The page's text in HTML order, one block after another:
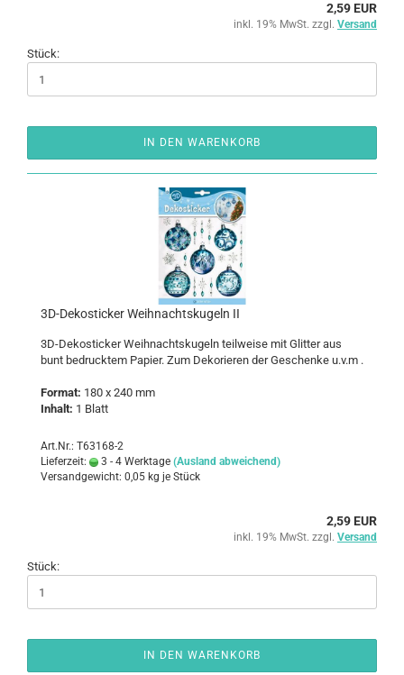
2,59 EUR
inkl. 19% MwSt. zzgl. Versand
Stück:
IN DEN WARENKORB
3D-​De­kosti­cker Weih­nachts­ku­geln II
3D-​Dekosticker Weih­nachts­ku­geln teil­wei­se mit Glit­ter aus
bunt be­druck­tem Pa­pier. Zum De­ko­rie­ren der Ge­schen­ke u.v.m .
For­mat: 180 x 240 mm
In­halt: 1 Blatt
Art.Nr.: T63168-2
Lieferzeit:
3 - 4 Werktage (Ausland abweichend)
Versandgewicht: 0,05 kg je Stück
2,59 EUR
inkl. 19% MwSt. zzgl. Versand
Stück:
IN DEN WARENKORB